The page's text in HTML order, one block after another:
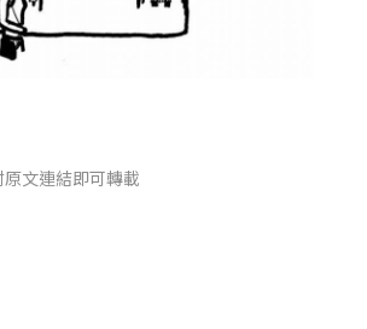
文連結即可轉載